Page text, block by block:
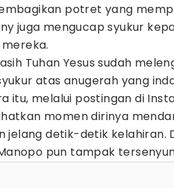
potret yang
juga mengucap syukur
Tuhan Yesus sudah
atas anugerah yang
itu, melalui postingan di
momen dirinya
jelang detik-detik
pun tampak